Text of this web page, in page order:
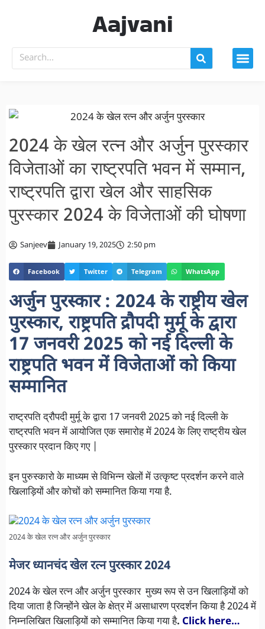
Aajvani
2024 के खेल रत्न और अर्जुन पुरस्कार
विजेताओं का राष्ट्रपति भवन में सम्मान,
राष्ट्रपति द्वारा खेल और साहसिक
पुरस्कार 2024 के विजेताओं की घोषणा
Sanjeev January 19, 2025 2:50 pm
Facebook Twitter Telegram WhatsApp
अर्जुन पुरस्कार : 2024 के राष्ट्रीय खेल
पुरस्कार, राष्ट्रपति द्रौपदी मुर्मू के द्वारा
17 जनवरी 2025 को नई दिल्ली के
राष्ट्रपति भवन में विजेताओं को किया
सम्मानित
राष्ट्रपति द्रौपदी मुर्मू के द्वारा 17 जनवरी 2025 को नई दिल्ली के
राष्ट्रपति भवन में आयोजित एक समारोह में 2024 के लिए राष्ट्रीय खेल
पुरस्कार प्रदान किए गए |
इन पुरुस्कारो के माध्यम से विभिन्न खेलों में उत्कृष्ट प्रदर्शन करने वाले
खिलाड़ियों और कोचों को सम्मानित किया गया है.
2024 के खेल रत्न और अर्जुन पुरस्कार
मेजर ध्यानचंद खेल रत्न पुरस्कार 2024
2024 के खेल रत्न और अर्जुन पुरस्कार मुख्य रूप से उन खिलाड़ियों को
दिया जाता है जिन्होंने खेल के क्षेत्र में असाधारण प्रदर्शन किया है 2024 में
निम्नलिखित खिलाड़ियों को सम्मानित किया गया है. Click here…